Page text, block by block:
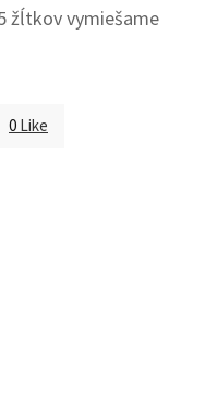
žĺtkov vymiešame
0 Like